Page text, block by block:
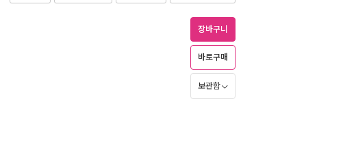
장바구니
바로구매
보관함